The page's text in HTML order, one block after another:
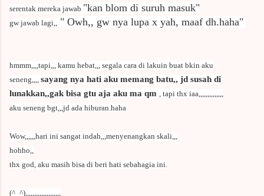
serentak mereka jawab "kan blom di suruh masuk"
gw jawab lagi,, " Owh,, gw nya lupa x yah, maaf dh.haha"
hmmm,,,,tapi,,, kamu hebat,,, segala cara di lakuin buat bkin aku
seneng,,,,
sayang nya hati aku memang batu,, jd susah di
lunakkan,,gak bisa gtu aja aku ma qm
, tapi thx iaa,,,,,,,,,,,,,,
aku seneng bgt,,,jd ada hiburan.haha
Wow,,,,,,hari ini sangat indah,,,menyenangkan skali,,,
hohho,,
thx god, aku masih bisa di beri hati sebahagia ini.
(^_^),,,,,,,,,,,,,,,,,,,,